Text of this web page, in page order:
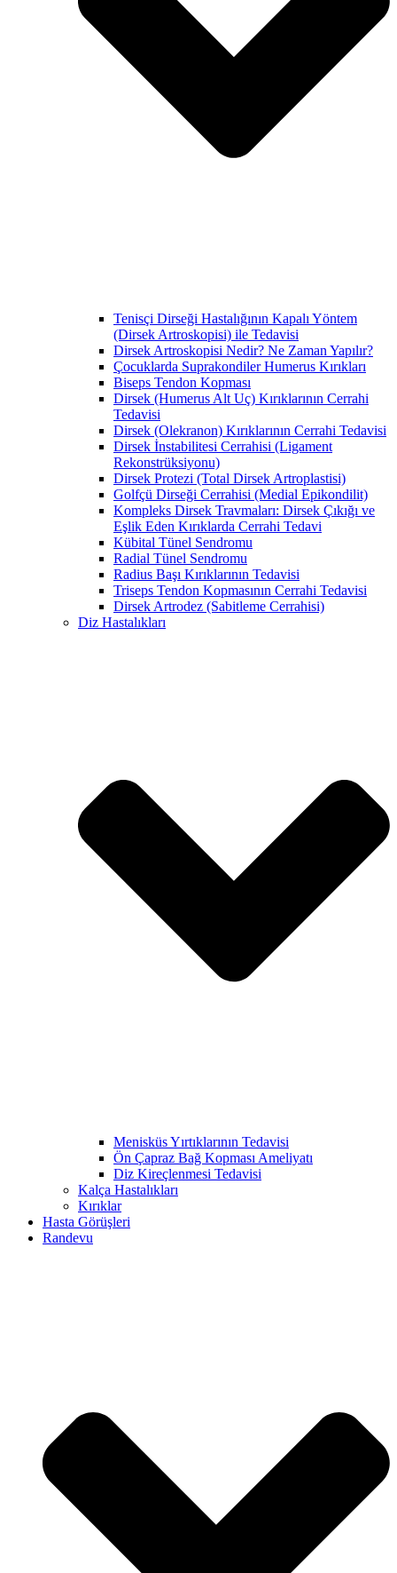
Tenisçi Dirseği Hastalığının Kapalı Yöntem
(Dirsek Artroskopisi) ile Tedavisi
Dirsek Artroskopisi Nedir? Ne Zaman Yapılır?
Çocuklarda Suprakondiler Humerus Kırıkları
Biseps Tendon Kopması
Dirsek (Humerus Alt Uç) Kırıklarının Cerrahi
Tedavisi
Dirsek (Olekranon) Kırıklarının Cerrahi Tedavisi
Dirsek İnstabilitesi Cerrahisi (Ligament
Rekonstrüksiyonu)
Dirsek Protezi (Total Dirsek Artroplastisi)
Golfçü Dirseği Cerrahisi (Medial Epikondilit)
Kompleks Dirsek Travmaları: Dirsek Çıkığı ve
Eşlik Eden Kırıklarda Cerrahi Tedavi
Kübital Tünel Sendromu
Radial Tünel Sendromu
Radius Başı Kırıklarının Tedavisi
Triseps Tendon Kopmasının Cerrahi Tedavisi
Dirsek Artrodez (Sabitleme Cerrahisi)
Diz Hastalıkları
Menisküs Yırtıklarının Tedavisi
Ön Çapraz Bağ Kopması Ameliyatı
Diz Kireçlenmesi Tedavisi
Kalça Hastalıkları
Kırıklar
Hasta Görüşleri
Randevu